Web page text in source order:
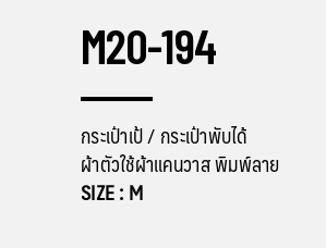
M20-194
กระเป๋าเป้ / กระเป๋าพับได้
ผ้าตัวใช้ผ้าแคนวาส พิมพ์ลาย
SIZE : M